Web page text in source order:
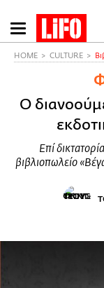
Παράκαμψη
προς
HOME CULTURE
O
Επί
βιβλιοπωλείο